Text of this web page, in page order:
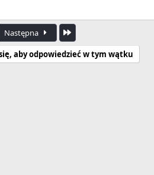
Następna
aby odpowiedzieć w tym wątku